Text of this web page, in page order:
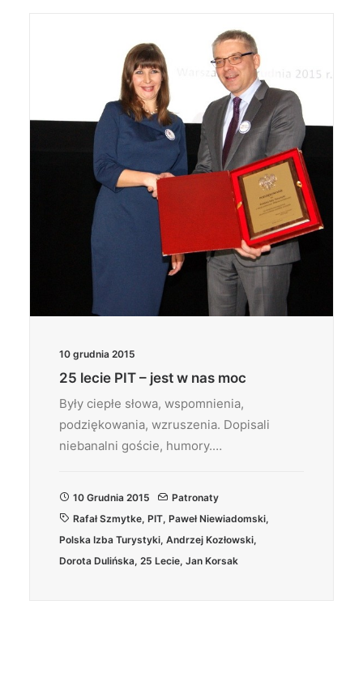
10 grudnia 2015
25 lecie PIT – jest w nas moc
Były ciepłe słowa, wspomnienia,
podziękowania, wzruszenia. Dopisali
niebanalni goście, humory.…
10 Grudnia 2015
Patronaty
Rafał Szmytke, PIT, Paweł Niewiadomski,
Polska Izba Turystyki, Andrzej Kozłowski,
Dorota Dulińska, 25 Lecie, Jan Korsak